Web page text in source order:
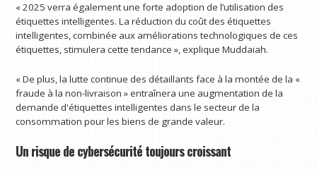
« 2025 verra également une forte adoption de l’utilisation des
étiquettes intelligentes. La réduction du coût des étiquettes
intelligentes, combinée aux améliorations technologiques de ces
étiquettes, stimulera cette tendance », explique Muddaiah.
« De plus, la lutte continue des détaillants face à la montée de la «
fraude à la non-livraison » entraînera une augmentation de la
demande d'étiquettes intelligentes dans le secteur de la
consommation pour les biens de grande valeur.
Un risque de cybersécurité toujours croissant